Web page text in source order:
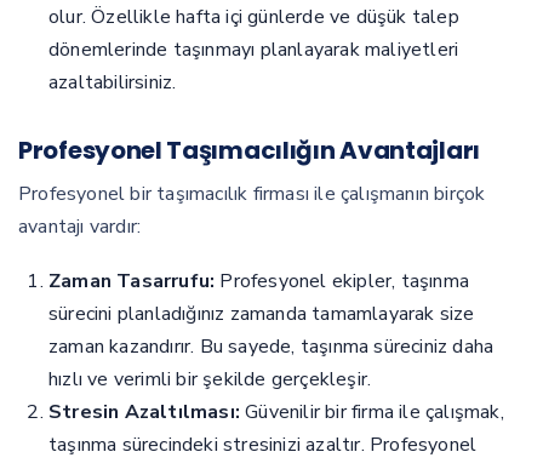
olur. Özellikle hafta içi günlerde ve düşük talep
dönemlerinde taşınmayı planlayarak maliyetleri
azaltabilirsiniz.
Profesyonel Taşımacılığın Avantajları
Profesyonel bir taşımacılık firması ile çalışmanın birçok
avantajı vardır:
Zaman Tasarrufu: Profesyonel ekipler, taşınma
sürecini planladığınız zamanda tamamlayarak size
zaman kazandırır. Bu sayede, taşınma süreciniz daha
hızlı ve verimli bir şekilde gerçekleşir.
Stresin Azaltılması: Güvenilir bir firma ile çalışmak,
taşınma sürecindeki stresinizi azaltır. Profesyonel